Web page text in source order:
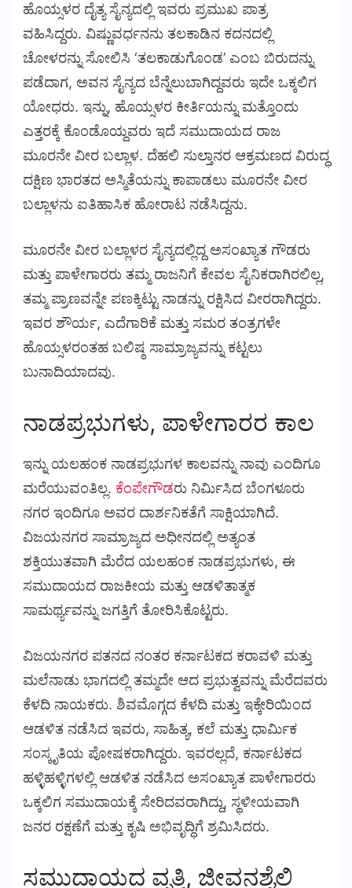
ಹೊಯ್ಸಳರ ದೈತ್ಯ ಸೈನ್ಯದಲ್ಲಿ ಇವರು ಪ್ರಮುಖ ಪಾತ್ರ
ವಹಿಸಿದ್ದರು. ವಿಷ್ಣುವರ್ಧನನು ತಲಕಾಡಿನ ಕದನದಲ್ಲಿ
ಚೋಳರನ್ನು ಸೋಲಿಸಿ ‘ತಲಕಾಡುಗೊಂಡ’ ಎಂಬ ಬಿರುದನ್ನು
ಪಡೆದಾಗ, ಅವನ ಸೈನ್ಯದ ಬೆನ್ನೆಲುಬಾಗಿದ್ದವರು ಇದೇ ಒಕ್ಕಲಿಗ
ಯೋಧರು. ಇನ್ನು, ಹೊಯ್ಸಳರ ಕೀರ್ತಿಯನ್ನು ಮತ್ತೊಂದು
ಎತ್ತರಕ್ಕೆ ಕೊಂಡೊಯ್ದವರು ಇದೆ ಸಮುದಾಯದ ರಾಜ
ಮೂರನೇ ವೀರ ಬಲ್ಲಾಳ. ದೆಹಲಿ ಸುಲ್ತಾನರ ಆಕ್ರಮಣದ ವಿರುದ್ಧ
ದಕ್ಷಿಣ ಭಾರತದ ಅಸ್ಮಿತೆಯನ್ನು ಕಾಪಾಡಲು ಮೂರನೇ ವೀರ
ಬಲ್ಲಾಳನು ಐತಿಹಾಸಿಕ ಹೋರಾಟ ನಡೆಸಿದ್ದನು.
ಮೂರನೇ ವೀರ ಬಲ್ಲಾಳರ ಸೈನ್ಯದಲ್ಲಿದ್ದ ಅಸಂಖ್ಯಾತ ಗೌಡರು
ಮತ್ತು ಪಾಳೇಗಾರರು ತಮ್ಮ ರಾಜನಿಗೆ ಕೇವಲ ಸೈನಿಕರಾಗಿರಲಿಲ್ಲ,
ತಮ್ಮ ಪ್ರಾಣವನ್ನೇ ಪಣಕ್ಕಿಟ್ಟು ನಾಡನ್ನು ರಕ್ಷಿಸಿದ ವೀರರಾಗಿದ್ದರು.
ಇವರ ಶೌರ್ಯ, ಎದೆಗಾರಿಕೆ ಮತ್ತು ಸಮರ ತಂತ್ರಗಳೇ
ಹೊಯ್ಸಳರಂತಹ ಬಲಿಷ್ಠ ಸಾಮ್ರಾಜ್ಯವನ್ನು ಕಟ್ಟಲು
ಬುನಾದಿಯಾದವು.
ನಾಡಪ್ರಭುಗಳು, ಪಾಳೇಗಾರರ ಕಾಲ
ಇನ್ನು ಯಲಹಂಕ ನಾಡಪ್ರಭುಗಳ ಕಾಲವನ್ನು ನಾವು ಎಂದಿಗೂ
ಮರೆಯುವಂತಿಲ್ಲ. ಕೆಂಪೇಗೌಡರು ನಿರ್ಮಿಸಿದ ಬೆಂಗಳೂರು
ನಗರ ಇಂದಿಗೂ ಅವರ ದಾರ್ಶನಿಕತೆಗೆ ಸಾಕ್ಷಿಯಾಗಿದೆ.
ವಿಜಯನಗರ ಸಾಮ್ರಾಜ್ಯದ ಅಧೀನದಲ್ಲಿ ಅತ್ಯಂತ
ಶಕ್ತಿಯುತವಾಗಿ ಮೆರೆದ ಯಲಹಂಕ ನಾಡಪ್ರಭುಗಳು, ಈ
ಸಮುದಾಯದ ರಾಜಕೀಯ ಮತ್ತು ಆಡಳಿತಾತ್ಮಕ
ಸಾಮರ್ಥ್ಯವನ್ನು ಜಗತ್ತಿಗೆ ತೋರಿಸಿಕೊಟ್ಟರು.
ವಿಜಯನಗರ ಪತನದ ನಂತರ ಕರ್ನಾಟಕದ ಕರಾವಳಿ ಮತ್ತು
ಮಲೆನಾಡು ಭಾಗದಲ್ಲಿ ತಮ್ಮದೇ ಆದ ಪ್ರಭುತ್ವವನ್ನು ಮೆರೆದವರು
ಕೆಳದಿ ನಾಯಕರು. ಶಿವಮೊಗ್ಗದ ಕೆಳದಿ ಮತ್ತು ಇಕ್ಕೇರಿಯಿಂದ
ಆಡಳಿತ ನಡೆಸಿದ ಇವರು, ಸಾಹಿತ್ಯ, ಕಲೆ ಮತ್ತು ಧಾರ್ಮಿಕ
ಸಂಸ್ಕೃತಿಯ ಪೋಷಕರಾಗಿದ್ದರು. ಇವರಲ್ಲದೆ, ಕರ್ನಾಟಕದ
ಹಳ್ಳಿಹಳ್ಳಿಗಳಲ್ಲಿ ಆಡಳಿತ ನಡೆಸಿದ ಅಸಂಖ್ಯಾತ ಪಾಳೇಗಾರರು
ಒಕ್ಕಲಿಗ ಸಮುದಾಯಕ್ಕೆ ಸೇರಿದವರಾಗಿದ್ದು, ಸ್ಥಳೀಯವಾಗಿ
ಜನರ ರಕ್ಷಣೆಗೆ ಮತ್ತು ಕೃಷಿ ಅಭಿವೃದ್ಧಿಗೆ ಶ್ರಮಿಸಿದರು.
ಸಮುದಾಯದ ವೃತ್ತಿ, ಜೀವನಶೈಲಿ